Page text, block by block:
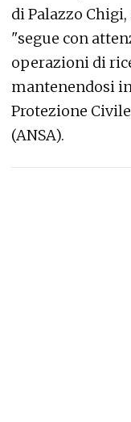
di Palazzo
"segue con
operazioni di
mantenendosi
Protezione
(ANSA).